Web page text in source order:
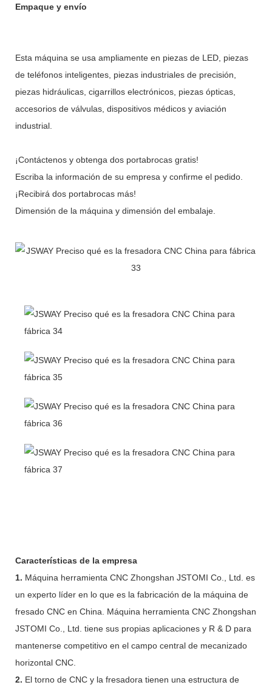
Empaque y envío
Esta máquina se usa ampliamente en piezas de LED, piezas
de teléfonos inteligentes, piezas industriales de precisión,
piezas hidráulicas, cigarrillos electrónicos, piezas ópticas,
accesorios de válvulas, dispositivos médicos y aviación
industrial.
¡Contáctenos y obtenga dos portabrocas gratis!
Escriba la información de su empresa y confirme el pedido.
¡Recibirá dos portabrocas más!
Dimensión de la máquina y dimensión del embalaje.
Características de la empresa
1. Máquina herramienta CNC Zhongshan JSTOMI Co., Ltd. es
un experto líder en lo que es la fabricación de la máquina de
fresado CNC en China. Máquina herramienta CNC Zhongshan
JSTOMI Co., Ltd. tiene sus propias aplicaciones y R & D para
mantenerse competitivo en el campo central de mecanizado
horizontal CNC.
2. El torno de CNC y la fresadora tienen una estructura de